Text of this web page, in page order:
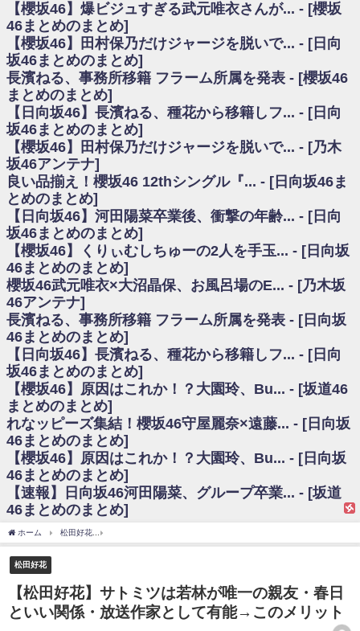
日向坂46まとめのまとめ / 【日向坂46】富田鈴花1st写真集、発売記念記者
会見の模様がこちら！
乃木坂欅坂まとめのまとめ / 【日向坂46】河田陽菜卒業の影響、ガチでデ
カそう...
欅坂あんてな ～欅坂46のニュース・情報・話題をピックアップ / れなッ
ピーズ集結！櫻坂46守屋麗奈×遠藤理子、8/6「ラヴィット！」水曜スタジオ出
演決定
欅坂/日向坂46まとめのまとめ / 【櫻坂46】田村保乃だけジャージを脱いで
いた理由
日向坂46まとめのまとめ / 【日向坂46】若林さん「笑えないぐらい師匠だ
から」佐々木久美と卒業後初の共演の様子がこちら！【激レアさん】
日向坂46まとめのまとめ / 【元日向坂46】情報解禁前で言えない！？丹生
ちゃん、メンバーと会った模様
乃木坂欅坂まとめのまとめ / 【日向坂46】この月、何かあるのか！？『お
願いバッハ！』ミーグリ日程がこちら
欅坂/日向坂46まとめのまとめ / 【櫻坂46】ミーグリで喧嘩！？山下瞳月、
これはマジギレしてる
乃木坂46アンテナ / 【櫻坂46】ハリソン守屋「ゆーづのせいです」【ラヴ
ィット!】
乃木坂あんてな ～乃木坂46・欅坂46・日向坂46のニュース・情報・話題
をピックアップ / 良い品揃え！櫻坂46 12thシングル『Make or Break』オフィ
シャルグッズ絶賛販売受付中
日向坂46まとめのまとめ / 【日向坂46】この月、何かあるのか！？『お願
いバッハ！』ミーグリ日程がこちら
日向坂46まとめのまとめ / 【元日向坂46】この卒業生、めちゃくちゃテレ
ビで見かけるな
欅坂/日向坂46まとめのまとめ / 【櫻坂46】リアルミーグリであの販売も！
『Make or Break』オフィシャルグッズ解禁
乃木坂46アンテナ / 【櫻坂46】ミーグリで喧嘩！？山下瞳月、これはマジ
ギレしてる
乃木坂あんてな ～乃木坂46・欅坂46・日向坂46のニュース・情報・話題
をピックアップ / れなッピーズ集結！櫻坂46守屋麗奈×遠藤理子、8/6「ラヴィ
ット！」水曜スタジオ出演決定
日向坂46まとめのまとめ / 【日向坂46】富田鈴花、次の事務所が決まって
そう！？
日向坂46まとめのまとめ / 【日向坂46】富田鈴花、次の事務所が決まって
そう！？
ハ！』ミーグリ日程がこちら
乃木坂あんてな ～乃木坂46・欅坂46・日向坂46のニュース・情報・話題
をピックアップ / 日向坂46卒業後初共演！佐々木久美さん、師匠オードリー若
林さんと再会した結果･･･【激レアさんを連れてきた。】
欅坂46/日向坂46まとめのまとめ / 『anan』の表紙の櫻坂46さん、多様性
【櫻坂46】爆ビジュすぎる武元唯衣さんが... - [櫻坂
46まとめのまとめ]
【櫻坂46】田村保乃だけジャージを脱いで... - [日向
坂46まとめのまとめ]
長濱ねる、事務所移籍 フラーム所属を発表 - [櫻坂46
まとめのまとめ]
【日向坂46】長濱ねる、種花から移籍しフ... - [日向
坂46まとめのまとめ]
【櫻坂46】田村保乃だけジャージを脱いで... - [乃木
坂46アンテナ]
良い品揃え！櫻坂46 12thシングル『... - [日向坂46ま
とめのまとめ]
【日向坂46】河田陽菜卒業後、衝撃の年齢... - [日向
坂46まとめのまとめ]
【櫻坂46】くりぃむしちゅーの2人を手玉... - [日向坂
46まとめのまとめ]
櫻坂46武元唯衣×大沼晶保、お風呂場のE... - [乃木坂
46アンテナ]
長濱ねる、事務所移籍 フラーム所属を発表 - [日向坂
46まとめのまとめ]
【日向坂46】長濱ねる、種花から移籍しフ... - [日向
坂46まとめのまとめ]
【櫻坂46】原因はこれか！？大園玲、Bu... - [坂道46
まとめのまとめ]
れなッピーズ集結！櫻坂46守屋麗奈×遠藤... - [日向坂
46まとめのまとめ]
【櫻坂46】原因はこれか！？大園玲、Bu... - [日向坂
46まとめのまとめ]
【速報】日向坂46河田陽菜、グループ卒業... - [坂道
46まとめのまとめ]
ホーム 松田好花
松田好花
【松田好花】サトミツは若林が唯一の親友・春日
といい関係・放送作家として有能→このメリット